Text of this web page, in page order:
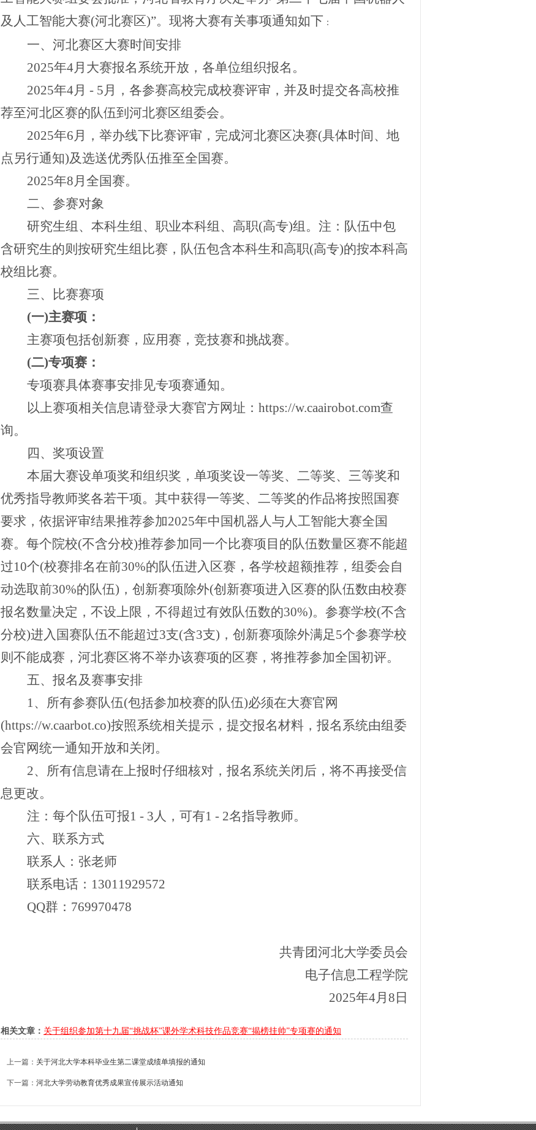
及人工智能大赛(河北赛区)”。 现将大赛有关事项通知如下 ：
一、河北赛区大赛时间安排
2025年4月大赛报名系统开放，各单位组织报名。
2025年4月 - 5月，各参赛高校完成校赛评审，并及时提交各高校推
荐至河北区赛的队伍到河北赛区组委会。
2025年6月，举办线下比赛评审，完成河北赛区决赛(具体时间、地
点另行通知)及选送优秀队伍推至全国赛。
2025年8月全国赛。
二、参赛对象
研究生组、本科生组、职业本科组、高职(高专)组。注：队伍中包
含研究生的则按研究生组比赛，队伍包含本科生和高职(高专)的按本科高
校组比赛。
三、
比赛赛项
(一)主赛项：
主赛项包括创新赛 ， 应用赛 ， 竞技赛和挑战赛。
(二)专项赛：
专项赛具体赛事安排见专项赛通知。
以上赛项相关信息请登录大赛官方网址： https://w.caairobot.com查
询。
四、奖项设置
本届大赛设单项奖和组织奖，单项奖设一等奖、二等奖、三等奖和
优秀指导教师奖各若干项。其中获得一等奖、二等奖的作品将按照国赛
要求，依据评审结果推荐参加2025年中国机器人与人工智能大赛全国
赛。每个院校(不含分校)推荐参加同一个比赛项目的队伍数量区赛不能超
过10个(校赛排名在前30%的队伍进入区赛，各学校超额推荐，组委会自
动选取前30%的队伍)，创新赛项除外(创新赛项进入区赛的队伍数由校赛
报名数量决定，不设上限，不得超过有效队伍数的30%)。参赛学校(不含
分校)进入国赛队伍不能超过3支(含3支)，创新赛项除外满足5个参赛学校
则不能成赛，河北赛区将不举办该赛项的区赛，将推荐参加全国初评。
五、报名及赛事安排
1、所有参赛队伍(包括参加校赛的队伍)必须在大赛官网
(https://w.caarbot.co)按照系统相关提示，提交报名材料，报名系统由组委
会官网统一通知开放和关闭。
2、所有信息请在上报时仔细核对，报名系统关闭后，将不再接受信
息更改。
注：每个队伍可报1 - 3人，可有1 - 2名指导教师。
六、联系方式
联系人 ： 张老师
联系电话： 13011929572
QQ群：769970478
共青团河北大学委员会
电子信息工程学院
2025年4月 8日
相关文章： 关于组织参加第十九届“挑战杯”课外学术科技作品竞赛“揭榜挂帅”专项赛的通知
上一篇： 关于河北大学本科毕业生第二课堂成绩单填报的通知
下一篇： 河北大学劳动教育优秀成果宣传展示活动通知